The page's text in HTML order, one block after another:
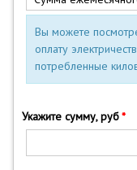
Вы можете
оплату
потребленные
Укажите сумму, руб